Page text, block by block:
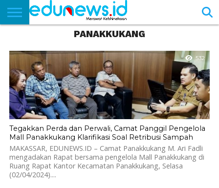
PANAKKUKANG
532
Tegakkan Perda dan Perwali, Camat Panggil Pengelola
Mall Panakkukang Klarifikasi Soal Retribusi Sampah
MAKASSAR, EDUNEWS.ID – Camat Panakkukang M. Ari Fadli
mengadakan Rapat bersama pengelola Mall Panakkukang di
Ruang Rapat Kantor Kecamatan Panakkukang, Selasa
(02/04/2024)....